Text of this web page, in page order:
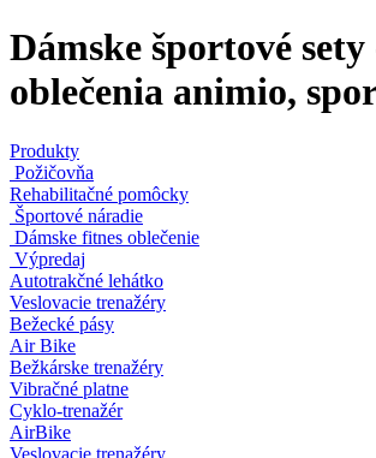
Dámske športové
oblečenia animio,
Produkty
Požičovňa
Rehabilitačné pomôcky
Športové náradie
Dámske fitnes oblečenie
Výpredaj
Autotrakčné lehátko
Veslovacie trenažéry
Bežecké pásy
Air Bike
Bežkárske trenažéry
Vibračné platne
Cyklo-trenažér
AirBike
Veslovacie trenažéry